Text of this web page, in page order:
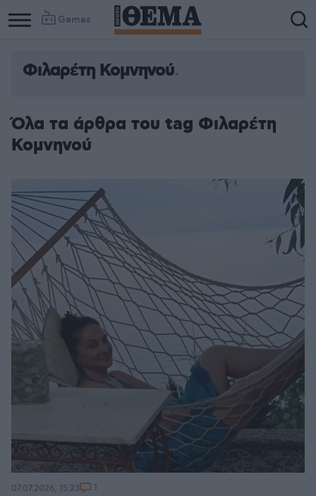
Games
Φιλαρέτη Κομνηνού
Όλα τα άρθρα του tag Φιλαρέτη
Κομνηνού
07.07.2026, 15:23 1